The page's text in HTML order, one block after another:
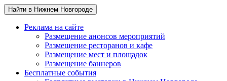
Найти в Нижнем Новгороде
Реклама на сайте
Размещение анонсов мероприятий
Размещение ресторанов и кафе
Размещение мест и площадок
Размещение баннеров
Бесплатные события